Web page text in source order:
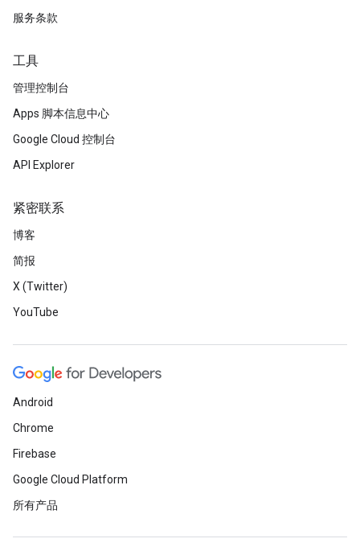
服务条款
工具
管理控制台
Apps 脚本信息中心
Google Cloud 控制台
API Explorer
紧密联系
博客
简报
X (Twitter)
YouTube
Android
Chrome
Firebase
Google Cloud Platform
所有产品